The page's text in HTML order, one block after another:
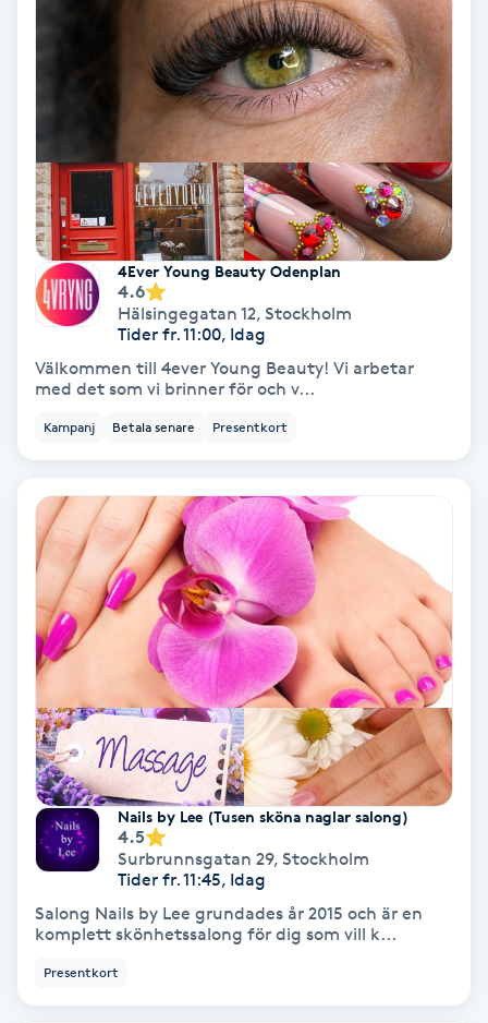
Regndroppsmassage
Reiki massage
Restorative Yoga
Rosacea
Rosenmetoden
Ryggmassage
Samtalsterapi
Senioryoga
Shiatsu
Singelfransar
Sjukgymnastik
Skalpmassage
4Ever Young Beauty Odenplan
4.6
Hälsingegatan 12, Stockholm
Tider fr. 11:00, Idag
Välkommen till 4ever Young Beauty! Vi arbetar
med det som vi brinner för och v...
Kampanj Betala senare Presentkort
Nails by Lee (Tusen sköna naglar salong)
4.5
Surbrunnsgatan 29, Stockholm
Tider fr. 11:45, Idag
Salong Nails by Lee grundades år 2015 och är en
komplett skönhetssalong för dig som vill k...
Presentkort